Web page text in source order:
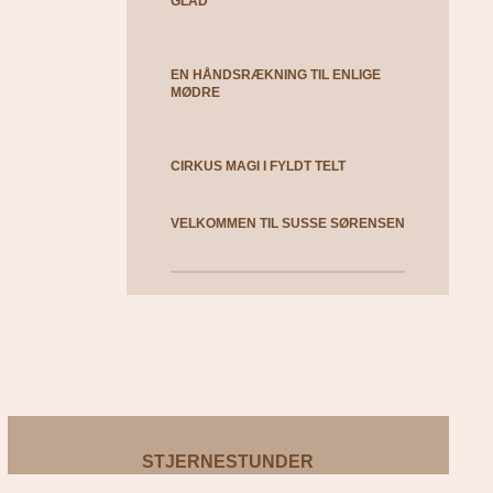
EN HÅNDSRÆKNING TIL ENLIGE
MØDRE
CIRKUS MAGI I FYLDT TELT
VELKOMMEN TIL SUSSE SØRENSEN
STJERNESTUNDER